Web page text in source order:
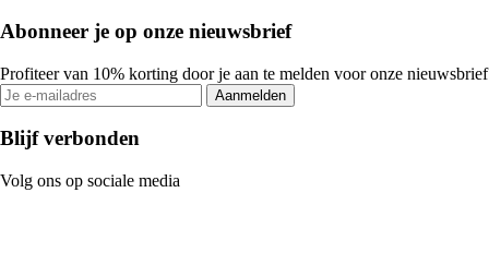
Abonneer je op onze nieuwsbrief
Profiteer van 10% korting door je aan te melden voor onze nieuwsbrief
Aanmelden
Blijf verbonden
Volg ons op sociale media